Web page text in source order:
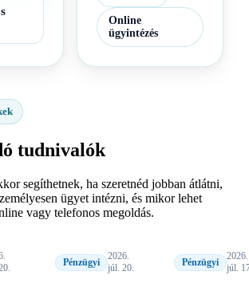
Online
ügyintézés
tudnivalók
segíthetnek, ha szeretnéd jobban átlátni,
ügyet intézni, és mikor lehet
vagy telefonos megoldás.
Pénzügyi
2026.
júl. 20.
Pénzügyi
2026.
júl.